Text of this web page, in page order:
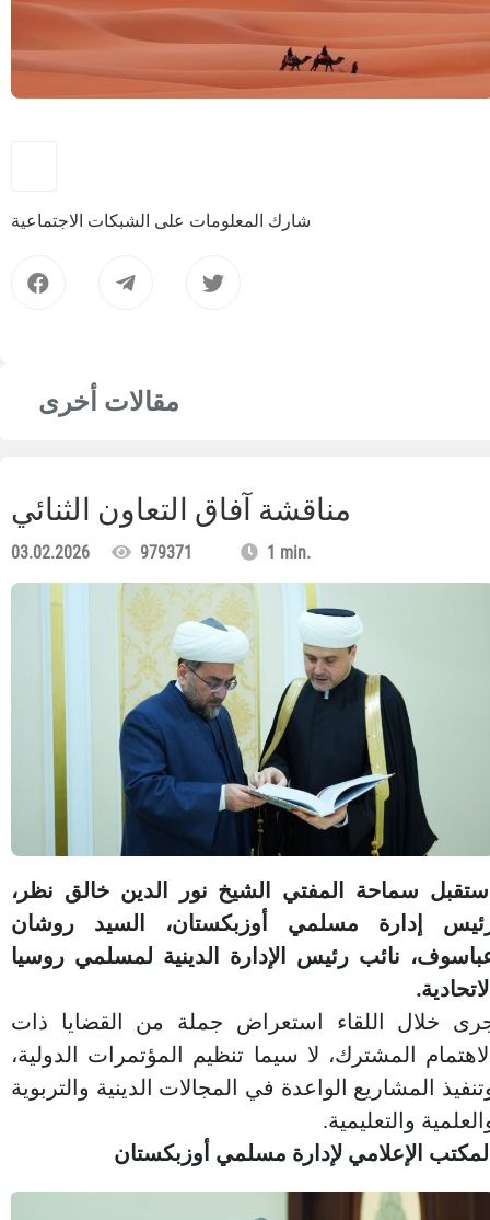
شارك المعلومات على الشبكات الاجتماعية
مقالات أخرى
مناقشة آفاق التعاون الثنائي
03.02.2026 979371 1 min.
سماحة المفتي الشيخ نور الدين خالق نظر،
إدارة مسلمي أوزبكستان، السيد روشان
نائب رئيس الإدارة الدينية لمسلمي روسيا
خلال اللقاء استعراض جملة من القضايا ذات
المشترك، لا سيما تنظيم المؤتمرات الدولية،
المشاريع الواعدة في المجالات الدينية والتربوية
والتعليمية.
الإعلامي لإدارة مسلمي أوزبكستان